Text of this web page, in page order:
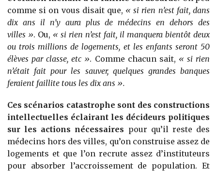
comme si on vous disait que, « si rien n’est fait, dans
dix ans il n’y aura plus de médecins en dehors des
villes ». Ou, « si rien n’est fait, il manquera bientôt deux
ou trois millions de logements, et les enfants seront 50
élèves par classe, etc ». Comme chacun sait, « si rien
n’était fait pour les sauver, quelques grandes banques
feraient faillite tous les dix ans ».
Ces scénarios catastrophe sont des constructions
intellectuelles éclairant les décideurs politiques
sur les actions nécessaires pour qu’il reste des
médecins hors des villes, qu’on construise assez de
logements et que l’on recrute assez d’instituteurs
pour absorber l’accroissement de population. Et